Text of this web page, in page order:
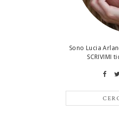
Sono Lucia
SCRIVIMI